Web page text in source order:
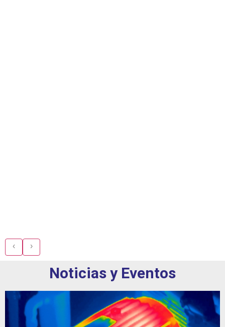
‹ ›
Noticias y Eventos